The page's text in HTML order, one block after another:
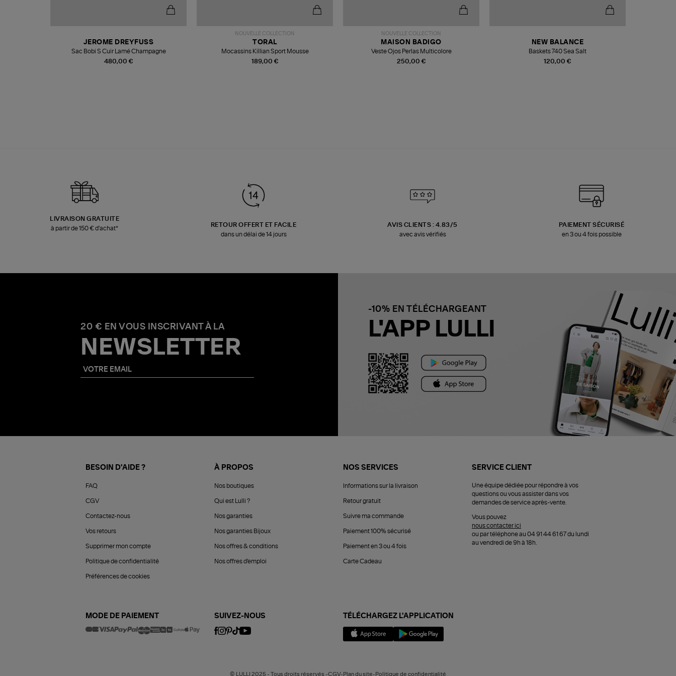
480,00 €
JEROME DREYFUSS
Sac Bobi S Cuir Lamé Champagne
NOUVELLE COLLECTION
189,00 €
TORAL
Mocassins Killian Sport Mousse
NOUVELLE COLLECTION
250,00 €
MAISON BADIGO
Veste Ojos Perlas Multicolore
120,00 €
NEW BALANCE
Baskets 740 Sea Salt
LIVRAISON GRATUITE
à partir de 150 € d'achat*
RETOUR OFFERT ET FACILE
dans un délai de 14 jours
AVIS CLIENTS : 4.83/5
avec avis vérifiés
PAIEMENT SÉCURISÉ
en 3 ou 4 fois possible
20 € EN VOUS INSCRIVANT À LA
NEWSLETTER
-10% EN TÉLÉCHARGEANT
L'APP LULLI
BESOIN D'AIDE ?
FAQ
CGV
Contactez-nous
Vos retours
Supprimer mon compte
Politique de confidentialité
Préférences de cookies
À PROPOS
Nos boutiques
Qui est Lulli ?
Nos garanties
Nos garanties Bijoux
Nos offres & conditions
Nos offres d'emploi
NOS SERVICES
Informations sur la livraison
Retour gratuit
Suivre ma commande
Paiement 100% sécurisé
Paiement en 3 ou 4 fois
Carte Cadeau
SERVICE CLIENT
Une équipe dédiée pour répondre à vos
questions ou vous assister dans vos
demandes de service après-vente.
Vous pouvez
nous contacter ici
ou par téléphone au 04 91 44 61 67 du lundi
au vendredi de 9h à 18h.
MODE DE PAIEMENT SUIVEZ-NOUS TÉLÉCHARGEZ L'APPLICATION
© LULLI 2025 - Tous droits réservés -CGV-Plan du site-Politique de confidentialité